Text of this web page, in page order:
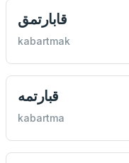
قابارتمق
kabartmak
قبارتمه
kabartma